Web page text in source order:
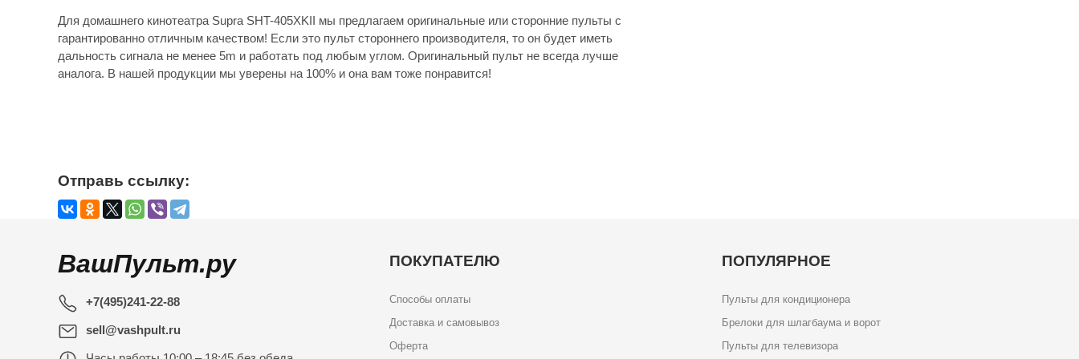
Для домашнего кинотеатра Supra SHT-405XKII мы предлагаем оригинальные или сторонние пульты с
гарантированно отличным качеством! Если это пульт стороннего производителя, то он будет иметь
дальность сигнала не менее 5m и работать под любым углом. Оригинальный пульт не всегда лучше
аналога. В нашей продукции мы уверены на 100% и она вам тоже понравится!
Отправь ссылку:
ВашПульт.ру
+7(495)241-22-88
sell@vashpult.ru
ПОКУПАТЕЛЮ
Способы оплаты
Доставка и самовывоз
Оферта
ПОПУЛЯРНОЕ
Пульты для кондиционера
Брелоки для шлагбаума и ворот
Пульты для телевизора